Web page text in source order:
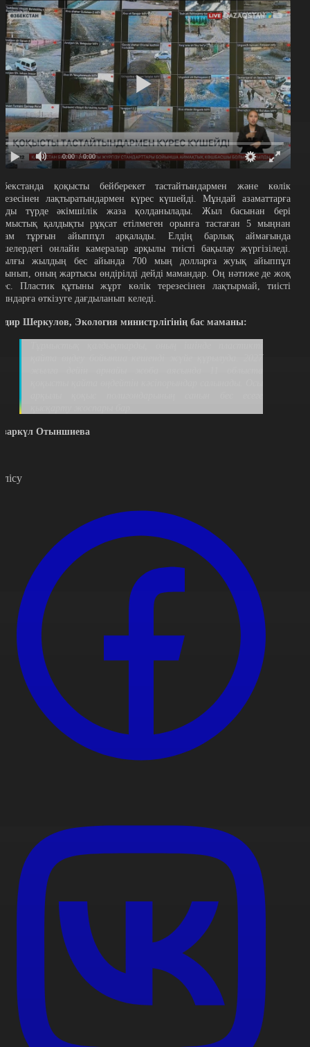
0:00 / 0:00
қоқысты бейберекет тастайтындармен және көлік
лақтыратындармен күрес күшейді. Мұндай азаматтарға
түрде әкімшілік жаза қолданылады. Жыл басынан бері
қалдықты рұқсат етілмеген орынға тастаған 5 мыңнан
тұрғын айыппұл арқалады. Елдің барлық аймағында
онлайн камералар арқылы тиісті бақылау жүргізіледі.
жылдың бес айында 700 мың долларға жуық айыппұл
оның жартысы өндірілді дейді мамандар. Оң нәтиже де жоқ
Пластик құтыны жұрт көлік терезесінен лақтырмай, тиісті
өткізуге дағдыланып келеді.
Шеркулов, Экология министрлігінің бас маманы:
Отыншиева